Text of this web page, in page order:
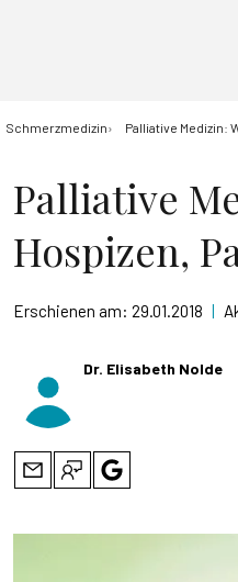
Schmerzmedizin Palliative Medizin:
Palliative
Hospizen,
Erschienen am: 29.01.2018 |
Dr. Elisabeth Nolde